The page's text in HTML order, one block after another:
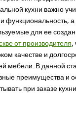
кухни важно
функциональность, а
для ее
от производителя,
качестве и
мебели. В данной
преимущества и
при заказе